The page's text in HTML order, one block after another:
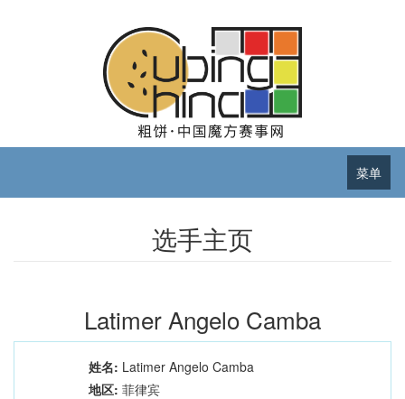
菜单
选手主页
Latimer Angelo Camba
姓名: Latimer Angelo Camba
地区: 菲律宾